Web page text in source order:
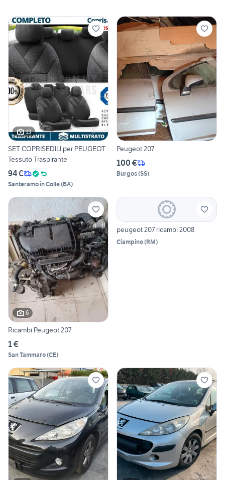
13
SET COPRISEDILI per PEUGEOT
Tessuto Traspirante
94 €
Santeramo in Colle(BA)
Peugeot 207
100 €
Burgos(SS)
6
Ricambi Peugeot 207
1 €
San Tammaro(CE)
peugeot 207 ricambi 2008
Ciampino(RM)